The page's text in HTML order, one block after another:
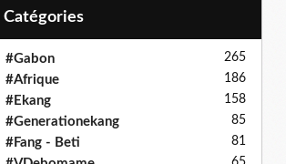
Catégories
#Gabon 265
#Afrique 186
#Ekang 158
#Generationekang 85
#Fang - Beti 81